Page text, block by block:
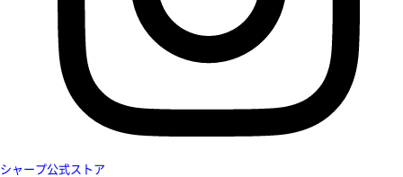
シャープ公式ストア